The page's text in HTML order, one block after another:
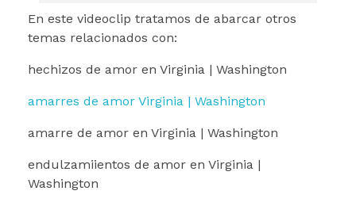
En este videoclip tratamos de abarcar otros
temas relacionados con:
hechizos de amor en Virginia | Washington
amarres de amor Virginia | Washington
amarre de amor en Virginia | Washington
endulzamiientos de amor en Virginia |
Washington